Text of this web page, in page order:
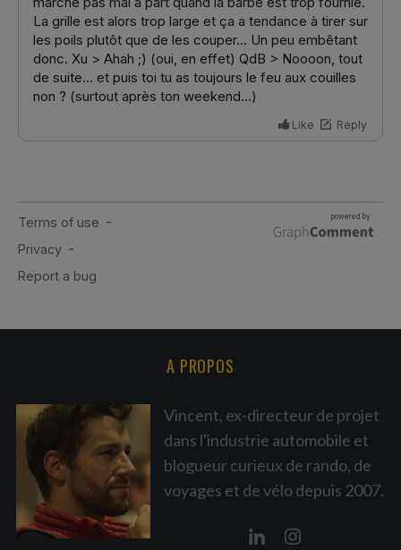
A PROPOS
Vincent, ex-directeur de projet
dans l'industrie automobile et
blogueur curieux de rando, de
voyages et de vélo depuis 2007.